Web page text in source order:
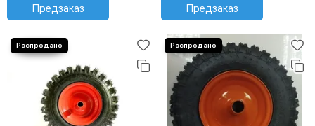
Предзаказ
Предзаказ